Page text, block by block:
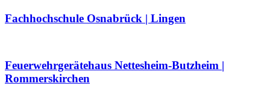
Fachhochschule Osnabrück | Lingen
Feuerwehrgerätehaus Nettesheim-Butzheim |
Rommerskirchen